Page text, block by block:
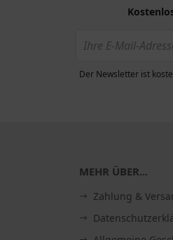
Der Newsletter ist
MEHR ÜBER...
Zahlung &